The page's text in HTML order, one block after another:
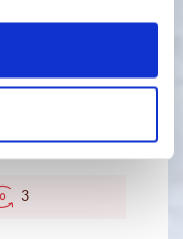
l'essuyer Séparez
Réservez les
sur les lames
3